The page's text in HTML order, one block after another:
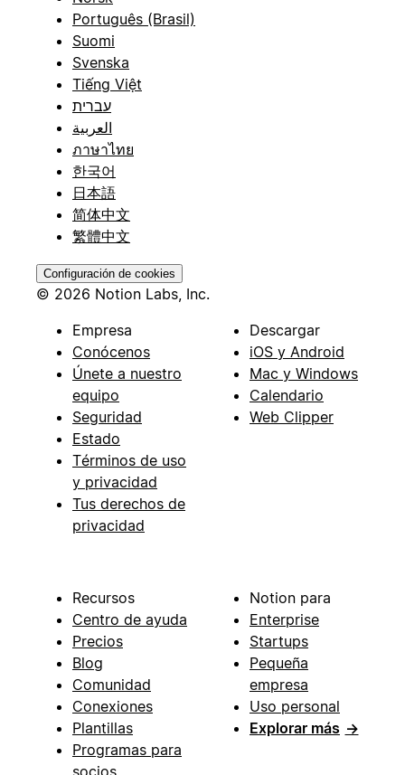
Português (Brasil)
Suomi
Svenska
Tiếng Việt
עברית
العربية
ภาษาไทย
한국어
日本語
简体中文
繁體中文
Configuración de cookies
© 2026 Notion Labs, Inc.
Empresa
Conócenos
Únete a nuestro
equipo
Seguridad
Estado
Términos de uso
y privacidad
Tus derechos de
privacidad
Descargar
iOS y Android
Mac y Windows
Calendario
Web Clipper
Recursos
Centro de ayuda
Precios
Blog
Comunidad
Conexiones
Plantillas
Programas para
socios
Notion para
Enterprise
Startups
Pequeña
empresa
Uso personal
Explorar más →